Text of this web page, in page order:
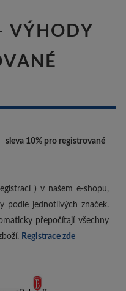
VÝHODY
sleva 10% pro registrované
) v našem e-shopu,
podle jednotlivých značek.
přepočítají všechny
Registrace zde